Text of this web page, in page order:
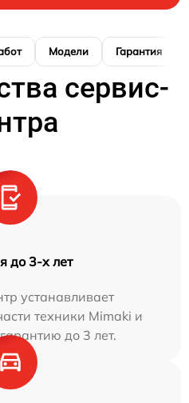
Модели Гарантия
сервис-
до 3-х лет
устанавливает
техники Mimaki и
до 3 лет.